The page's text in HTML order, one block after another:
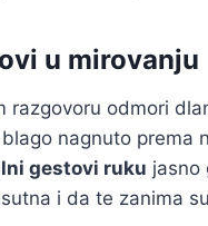
u mirovanju
razgovoru odmori
nagnuto prema
gestovi ruku jasno
i da te zanima